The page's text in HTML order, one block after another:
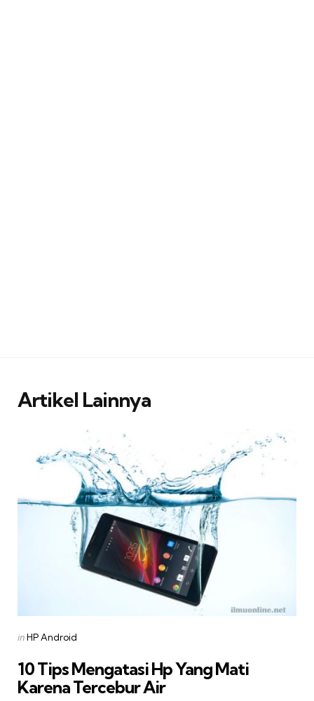
Artikel Lainnya
Categories
Posted
inHP Android
10 Tips Mengatasi Hp Yang Mati
Karena Tercebur Air